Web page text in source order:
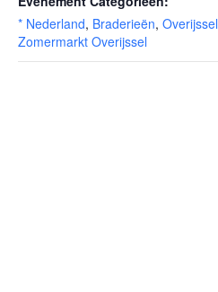
* Nederland, Braderieën, Overijssel
Zomermarkt Overijssel